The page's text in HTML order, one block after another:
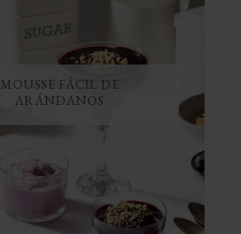
MOUSSE FÁCIL DE
ARÁNDANOS